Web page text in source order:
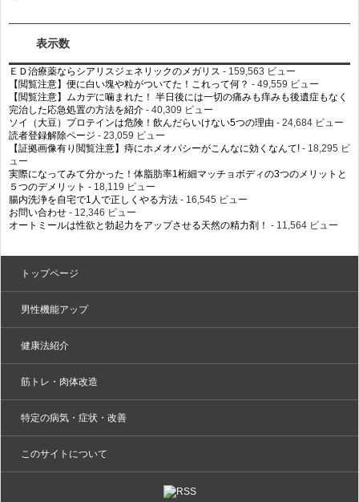
表示数
ＥＤ治療薬ならシアリスジェネリックのメガリス - 159,563 ビュー
【閲覧注意】便に白い塊や粒がついてた！これって何？ - 49,559 ビュー
【閲覧注意】ムカデに噛まれた！ 半日後には一切の痛みも痒みも後遺症もなく
完治した応急処置の方法を紹介 - 40,309 ビュー
ソイ（大豆）プロテインは危険！飲んだらいけない5つの理由 - 24,684 ビュー
読者登録解除ページ - 23,059 ビュー
【証拠画像有り閲覧注意】痔にホメオパシーがこんなに効くなんて! - 18,295 ビ
ュー
実際になってみて分かった！体脂肪率1桁細マッチョボディの3つのメリットと
５つのデメリット - 18,119 ビュー
腸内洗浄を自宅で1人で正しくやる方法 - 16,545 ビュー
お問い合わせ - 12,346 ビュー
オートミールは性欲と勃起力をアップさせる天然の精力剤！ - 11,564 ビュー
トップページ
男性機能アップ
健康法紹介
筋トレ・肉体改造
特定の病気・症状・改善
このサイトについて